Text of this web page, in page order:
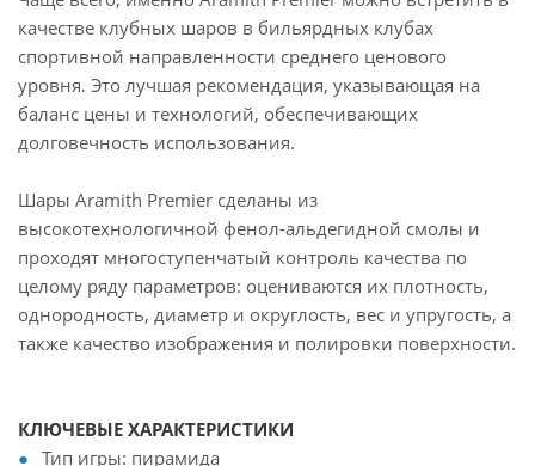
качестве клубных шаров в бильярдных клубах
спортивной направленности среднего ценового
уровня. Это лучшая рекомендация, указывающая на
баланс цены и технологий, обеспечивающих
долговечность использования.
Шары Aramith Premier сделаны из
высокотехнологичной фенол-альдегидной смолы и
проходят многоступенчатый контроль качества по
целому ряду параметров: оцениваются их плотность,
однородность, диаметр и округлость, вес и упругость, а
также качество изображения и полировки поверхности.
КЛЮЧЕВЫЕ ХАРАКТЕРИСТИКИ
Тип игры: пирамида